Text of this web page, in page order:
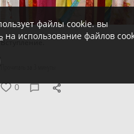
Вступление.
0
файлы cookie. вы
на использование файлов